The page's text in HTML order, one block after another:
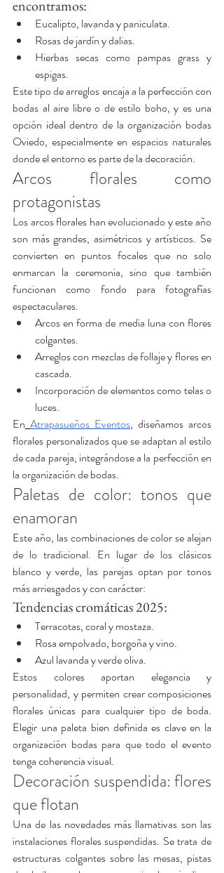
encontramos:
Eucalipto, lavanda y paniculata.
Rosas de jardín y dalias.
Hierbas secas como pampas grass y
espigas.
Este tipo de arreglos encaja a la perfección con
bodas al aire libre o de estilo boho, y es una
opción ideal dentro de la organización bodas
Oviedo, especialmente en espacios naturales
donde el entorno es parte de la decoración.
Arcos florales como
protagonistas
Los arcos florales han evolucionado y este año
son más grandes, asimétricos y artísticos. Se
convierten en puntos focales que no solo
enmarcan la ceremonia, sino que también
funcionan como fondo para fotografías
espectaculares.
Arcos en forma de media luna con flores
colgantes.
Arreglos con mezclas de follaje y flores en
cascada.
Incorporación de elementos como telas o
luces.
En Atrapasueños Eventos, diseñamos arcos
florales personalizados que se adaptan al estilo
de cada pareja, integrándose a la perfección en
la organización de bodas.
Paletas de color: tonos que
enamoran
Este año, las combinaciones de color se alejan
de lo tradicional. En lugar de los clásicos
blanco y verde, las parejas optan por tonos
más arriesgados y con carácter:
Tendencias cromáticas 2025:
Terracotas, coral y mostaza.
Rosa empolvado, borgoña y vino.
Azul lavanda y verde oliva.
Estos colores aportan elegancia y
personalidad, y permiten crear composiciones
florales únicas para cualquier tipo de boda.
Elegir una paleta bien definida es clave en la
organización bodas para que todo el evento
tenga coherencia visual.
Decoración suspendida: flores
que flotan
Una de las novedades más llamativas son las
instalaciones florales suspendidas. Se trata de
estructuras colgantes sobre las mesas, pistas